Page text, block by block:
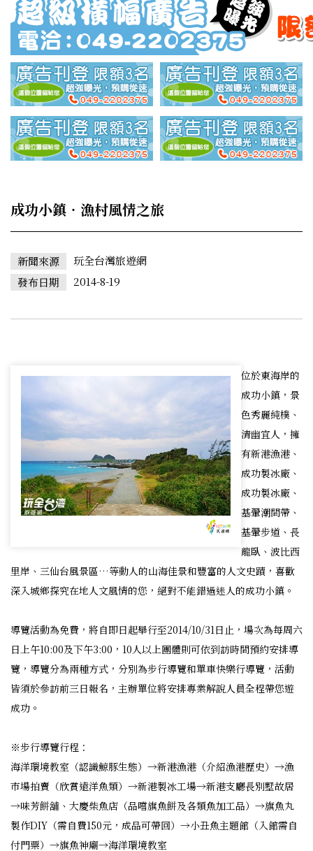
成功小鎮‧漁村風情之旅
新聞來源
玩全台灣旅遊網
發布日期
2014-8-19
位於東海岸的
成功小鎮，景
色秀麗純樸、
清幽宜人，擁
有新港漁港、
成功製冰廠、
成功製冰廠、
基翬潮間帶、
基翬步道、長
龍臥、波比西
里岸、三仙台風景區…等動人的山海佳景和豐富的人文史蹟，喜歡
深入城鄉探究在地人文風情的您，絕對不能錯過迷人的成功小鎮。
導覽活動為免費，將自即日起舉行至2014/10/31日止，場次為每周六
日上午10:00及下午3:00，10人以上團體則可依到訪時間預約安排導
覽，導覽分為兩種方式，分別為步行導覽和單車快樂行導覽，活動
皆須於參訪前三日報名，主辦單位將安排專業解說人員全程帶您遊
成功。
※步行導覽行程：
海洋環境教室（認識鯨豚生態）→新港漁港（介紹漁港歷史）→漁
市場拍賣（欣賞遠洋魚類）→新港製冰工場→新港支廳長別墅故居
→味芳餅舖、大慶柴魚店（品嚐旗魚餅及各類魚加工品）→旗魚丸
製作DIY（需自費150元，成品可帶回）→小丑魚主題館（入館需自
付門票）→旗魚神廟→海洋環境教室